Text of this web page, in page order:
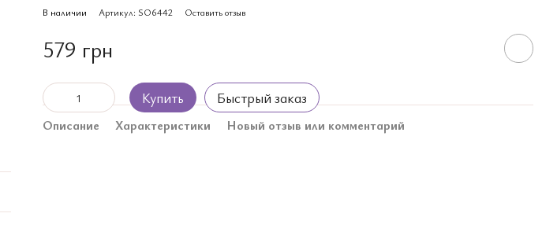
В наличии Артикул: SO6442 Оставить отзыв
579 грн
Купить Быстрый заказ
Описание Характеристики Новый отзыв или комментарий